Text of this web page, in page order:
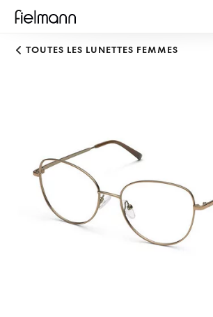
LUNETTES
CONNAISSANCES
SERVICE
TOUTES LES LUNETTES FEMMES